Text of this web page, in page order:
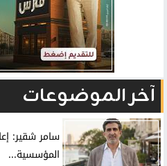
آخر الموضوعات
سامر شقير:
المؤسسية...